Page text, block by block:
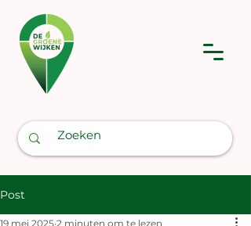
Post
19 mei 2025 2 minuten om te lezen